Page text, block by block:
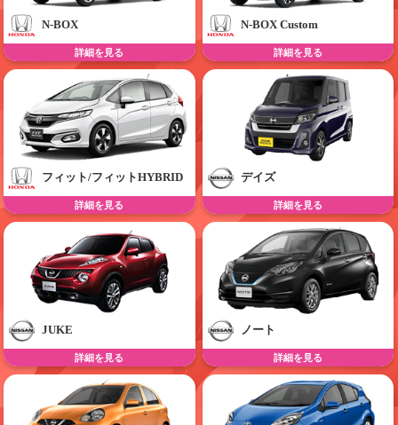
N-BOX
詳細を見る
N-BOX Custom
詳細を見る
フィット/フィットHYBRID
詳細を見る
デイズ
詳細を見る
JUKE
詳細を見る
ノート
詳細を見る